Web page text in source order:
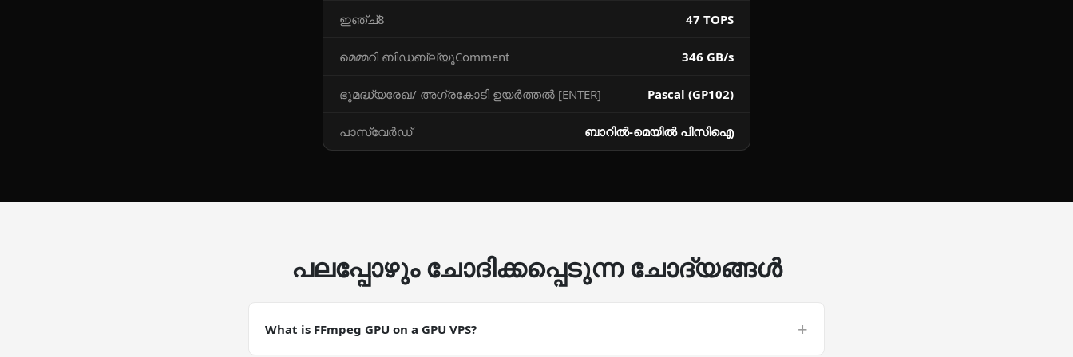
ഇഞ്ച്8 47 TOPS
മെമ്മറി ബിഡബ്ല്യൂComment 346 GB/s
ഭൂമദ്ധ്യരേഖ/ അഗ്രകോടി ഉയര്‍ത്തല്‍ [ENTER] Pascal (GP102)
പാസ്‌വേര്‍ഡ് ബാറില്‍-മെയില്‍ പിസിഐ
പലപ്പോഴും ചോദിക്കപ്പെടുന്ന ചോദ്യങ്ങൾ
What is FFmpeg GPU on a GPU VPS? +